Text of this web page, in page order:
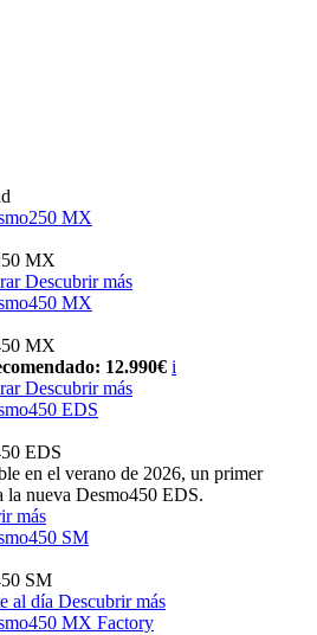
MX
MX
Descubrir más
MX
MX
12.990€ i
Descubrir más
EDS
EDS
en el verano de 2026, un primer
la nueva Desmo450 EDS.
más
SM
SM
al día Descubrir más
MX Factory